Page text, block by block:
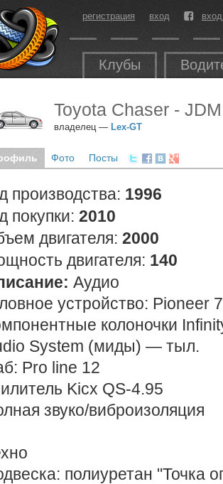
регистрация вход
Клубы
Toyota Chaser - JDM
владелец — Lex-GT
Фото Посты
производства: 1996
покупки: 2010
двигателя: 2000
двигателя: 140
Аудио
устройство: Pioneer
колоночки
System (миды) — тыл.
Pro line 12
Kicx QS-4.95
звуко/виброизоляция
полиуретан "Точка